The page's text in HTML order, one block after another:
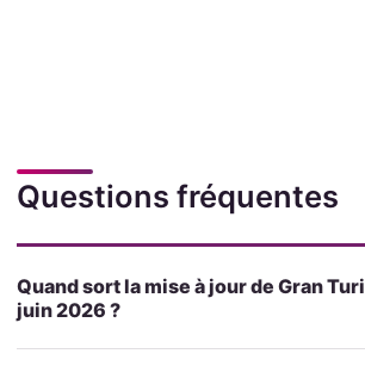
Questions fréquentes
Quand sort la mise à jour de Gran
juin 2026 ?